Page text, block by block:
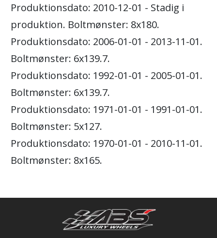
Produktionsdato: 2010-12-01 - Stadig i
produktion. Boltmønster: 8x180.
Produktionsdato: 2006-01-01 - 2013-11-01.
Boltmønster: 6x139.7.
Produktionsdato: 1992-01-01 - 2005-01-01.
Boltmønster: 6x139.7.
Produktionsdato: 1971-01-01 - 1991-01-01.
Boltmønster: 5x127.
Produktionsdato: 1970-01-01 - 2010-11-01.
Boltmønster: 8x165.